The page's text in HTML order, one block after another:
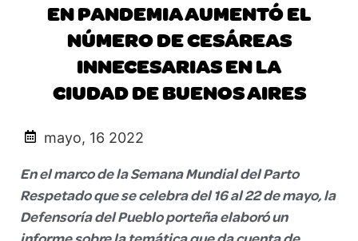
EN PANDEMIA AUMENTÓ EL
NÚMERO DE CESÁREAS
INNECESARIAS EN LA
CIUDAD DE BUENOS AIRES
mayo, 16 2022
En el marco de la Semana Mundial del Parto
Respetado que se celebra del 16 al 22 de mayo, la
Defensoría del Pueblo porteña elaboró un